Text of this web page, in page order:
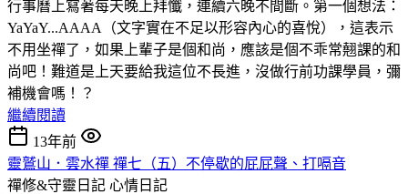
行事曆上寫著每天晚上拜懺，連續六晚不間斷。第一個想法：
YaYaY...AAAA（文字實在不足以形容內心的喜悅），這表示
不用坐禪了，如果上輩子是個和尚，應該是個不乖常翹課的和
尚吧！難道是上天要給我這位不長進，沒做行前功課學員，彌
補機會嗎！？
繼續閱讀
13年前
靈鷲山．雲水禪 禪七（五）不停歇的屁屁聲、打嗝音
禪修&守靈日記 心情日記